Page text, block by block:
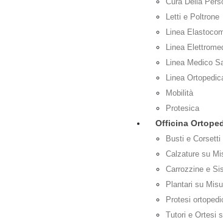
Letti e Poltrone
Linea
Linea
Linea Medico
Linea
Mobilità
Protesica
Officina
Busti e
Calzature su
Carrozzine e
Plantari su
Protesi
Tutori e Ortesi